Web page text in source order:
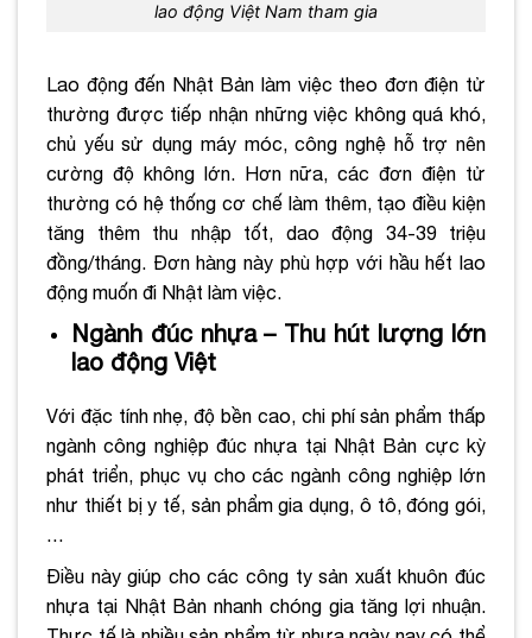
lao động Việt Nam tham gia
Lao động đến Nhật Bản làm việc theo đơn điện tử
thường được tiếp nhận những việc không quá khó,
chủ yếu sử dụng máy móc, công nghệ hỗ trợ nên
cường độ không lớn. Hơn nữa, các đơn điện tử
thường có hệ thống cơ chế làm thêm, tạo điều kiện
tăng thêm thu nhập tốt, dao động 34-39 triệu
đồng/tháng. Đơn hàng này phù hợp với hầu hết lao
động muốn đi Nhật làm việc.
Ngành đúc nhựa – Thu hút lượng lớn
lao động Việt
Với đặc tính nhẹ, độ bền cao, chi phí sản phẩm thấp
ngành công nghiệp đúc nhựa tại Nhật Bản cực kỳ
phát triển, phục vụ cho các ngành công nghiệp lớn
như thiết bị y tế, sản phẩm gia dụng, ô tô, đóng gói,
…
Điều này giúp cho các công ty sản xuất khuôn đúc
nhựa tại Nhật Bản nhanh chóng gia tăng lợi nhuận.